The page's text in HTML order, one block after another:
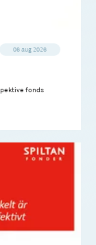
06 aug 2026
fonds